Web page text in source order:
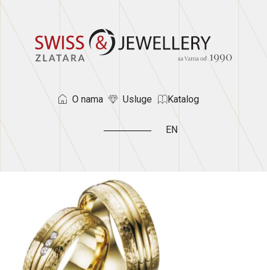
O nama Usluge Katalog
EN